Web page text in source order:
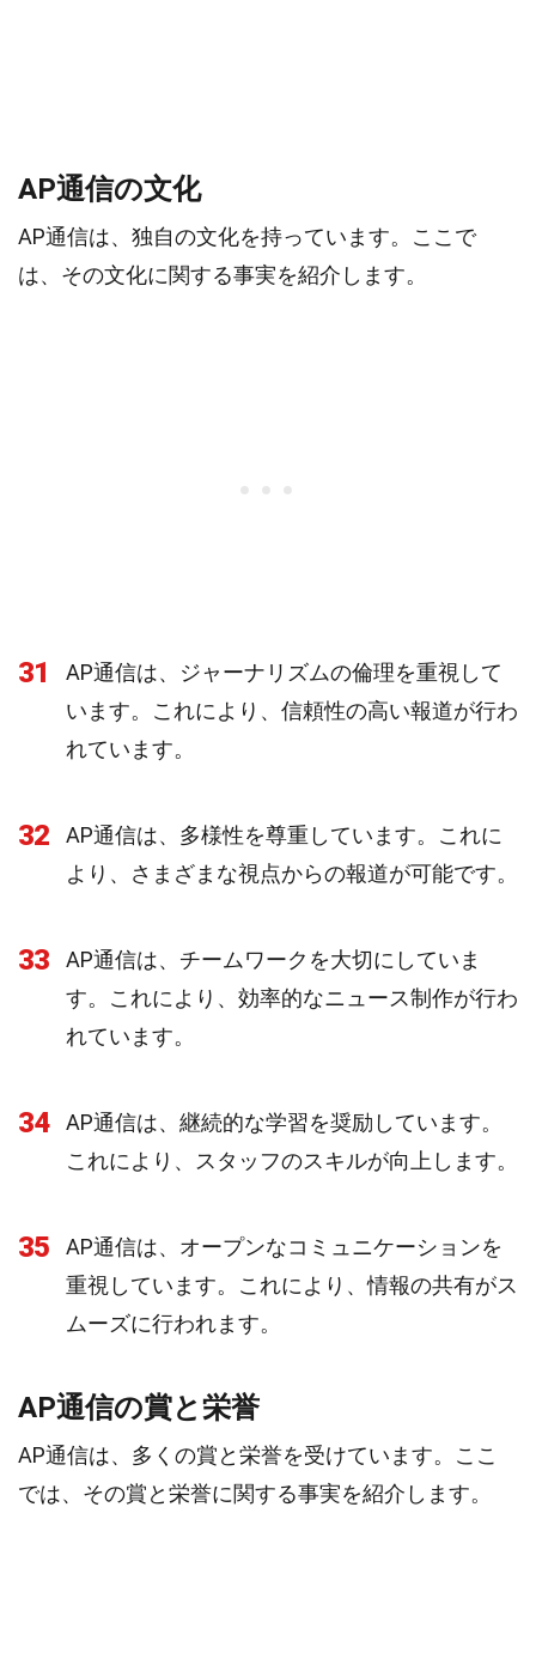
AP通信の文化
AP通信は、独自の文化を持っています。ここで
は、その文化に関する事実を紹介します。
31
AP通信は、ジャーナリズムの倫理を重視して
います。これにより、信頼性の高い報道が行わ
れています。
32
AP通信は、多様性を尊重しています。これに
より、さまざまな視点からの報道が可能です。
33
AP通信は、チームワークを大切にしていま
す。これにより、効率的なニュース制作が行わ
れています。
34
AP通信は、継続的な学習を奨励しています。
これにより、スタッフのスキルが向上します。
35
AP通信は、オープンなコミュニケーションを
重視しています。これにより、情報の共有がス
ムーズに行われます。
AP通信の賞と栄誉
AP通信は、多くの賞と栄誉を受けています。ここ
では、その賞と栄誉に関する事実を紹介します。